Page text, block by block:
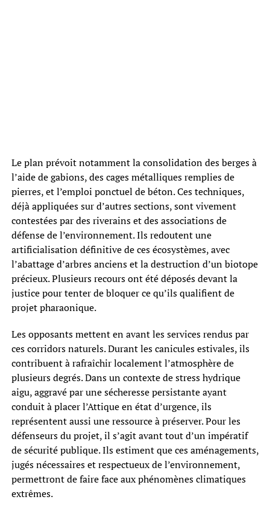
Le plan prévoit notamment la consolidation des berges à
l’aide de gabions, des cages métalliques remplies de
pierres, et l’emploi ponctuel de béton. Ces techniques,
déjà appliquées sur d’autres sections, sont vivement
contestées par des riverains et des associations de
défense de l’environnement. Ils redoutent une
artificialisation définitive de ces écosystèmes, avec
l’abattage d’arbres anciens et la destruction d’un biotope
précieux. Plusieurs recours ont été déposés devant la
justice pour tenter de bloquer ce qu’ils qualifient de
projet pharaonique.
Les opposants mettent en avant les services rendus par
ces corridors naturels. Durant les canicules estivales, ils
contribuent à rafraîchir localement l’atmosphère de
plusieurs degrés. Dans un contexte de stress hydrique
aigu, aggravé par une sécheresse persistante ayant
conduit à placer l’Attique en état d’urgence, ils
représentent aussi une ressource à préserver. Pour les
défenseurs du projet, il s’agit avant tout d’un impératif
de sécurité publique. Ils estiment que ces aménagements,
jugés nécessaires et respectueux de l’environnement,
permettront de faire face aux phénomènes climatiques
extrêmes.